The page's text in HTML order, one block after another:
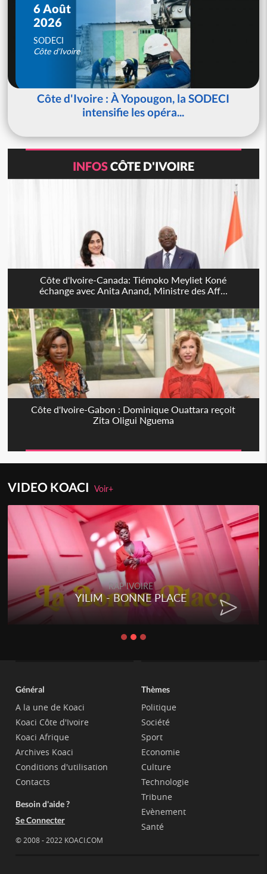
6 Août
2026
SODECI
Côte d'Ivoire
Côte d'Ivoire : À Yopougon, la SODECI
intensifie les opéra...
INFOSCÔTE D'IVOIRE
Côte d'Ivoire-Canada: Tiémoko Meyliet Koné
échange avec Anita Anand, Ministre des Aff...
Côte d'Ivoire-Gabon : Dominique Ouattara reçoit
Zita Oligui Nguema
VIDEO KOACIVoir+
RAP IVOIRE
YILIM - BONNE PLACE
Général
A la une de Koaci
Koaci Côte d'Ivoire
Koaci Afrique
Archives Koaci
Conditions d'utilisation
Contacts
Besoin d'aide ?
Se Connecter
© 2008 - 2022 KOACI.COM
Thèmes
Politique
Société
Sport
Economie
Culture
Technologie
Tribune
Evènement
Santé